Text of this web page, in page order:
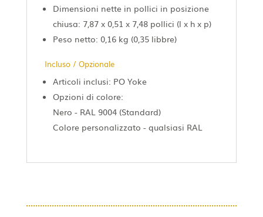
Dimensioni nette in pollici in posizione
chiusa: 7,87 x 0,51 x 7,48 pollici (l x h x p)
Peso netto: 0,16 kg (0,35 libbre)
Incluso / Opzionale
Articoli inclusi: PO Yoke
Opzioni di colore:
Nero - RAL 9004 (Standard)
Colore personalizzato - qualsiasi RAL